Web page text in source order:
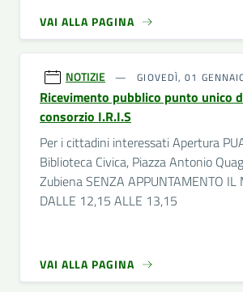
VAI ALLA PAGINA
NOTIZIE GIOVEDÌ, 01
Ricevimento pubblico punto unico
consorzio I.R.I.S
Per i cittadini interessati Apertura
Biblioteca Civica, Piazza Antonio
Zubiena SENZA APPUNTAMENTO IL
DALLE 12,15 ALLE 13,15
VAI ALLA PAGINA